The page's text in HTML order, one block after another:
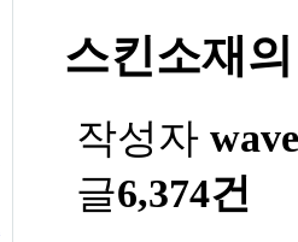
스킨소재
작성자 wave
글6,374건